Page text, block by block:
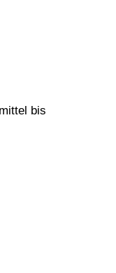
bis